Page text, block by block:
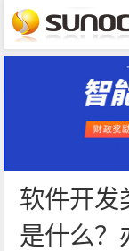
软件开发
是什么？